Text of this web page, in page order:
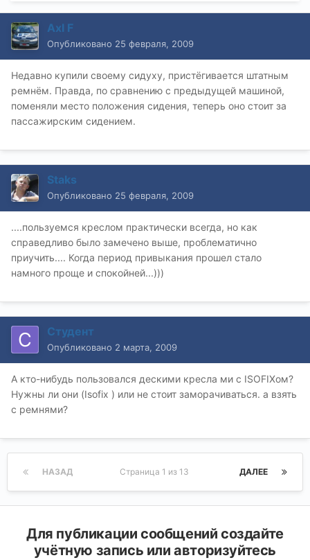
Axl F
Опубликовано 25 февраля, 2009
Недавно купили своему сидуху, пристёгивается штатным
ремнём. Правда, по сравнению с предыдущей машиной,
поменяли место положения сидения, теперь оно стоит за
пассажирским сидением.
Staks
Опубликовано 25 февраля, 2009
....пользуемся креслом практически всегда, но как
справедливо было замечено выше, проблематично
приучить.... Когда период привыкания прошел стало
намного проще и спокойней...)))
Студент
Опубликовано 2 марта, 2009
А кто-нибудь пользовался дескими кресла ми с ISOFIXом?
Нужны ли они (Isofix ) или не стоит заморачиваться. а взять
с ремнями?
НАЗАД ДАЛЕЕ
Страница 1 из 13
Для публикации сообщений создайте
учётную запись или авторизуйтесь